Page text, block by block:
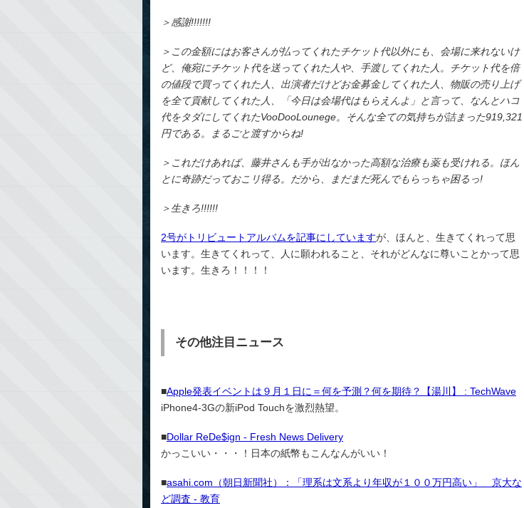
＞感謝!!!!!!!
＞この金額にはお客さんが払ってくれたチケット代以外にも、会場に来れないけ
ど、俺宛にチケット代を送ってくれた人や、手渡してくれた人。チケット代を倍
の値段で買ってくれた人、出演者だけどお金募金してくれた人、物販の売り上げ
を全て貢献してくれた人、「今日は会場代はもらえんよ」と言って、なんとハコ
代をタダにしてくれたVooDooLounege。そんな全ての気持ちが詰まった919,321
円である。まるごと渡すからね!
＞これだけあれば、藤井さんも手が出なかった高額な治療も薬も受けれる。ほん
とに奇跡だっておこリ得る。だから、まだまだ死んでもらっちゃ困るっ!
＞生きろ!!!!!!
2号がトリビュートアルバムを記事にしていますが、ほんと、生きてくれって思
います。生きてくれって、人に願われること、それがどんなに尊いことかって思
います。生きろ！！！！
その他注目ニュース
■Apple発表イベントは９月１日に＝何を予測？何を期待？【湯川】 : TechWave
iPhone4-3Gの新iPod Touchを激烈熱望。
■Dollar ReDe$ign - Fresh News Delivery
かっこいい・・・！日本の紙幣もこんなんがいい！
■asahi.com（朝日新聞社）：「理系は文系より年収が１００万円高い」 京大な
ど調査 - 教育